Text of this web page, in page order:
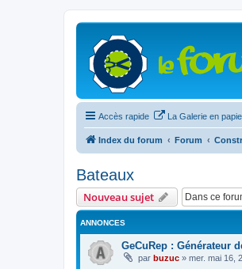
Accès rapide La Galerie en
Index du forum Forum
Bateaux
Nouveau sujet
ANNONCES
GeCuRep : Générateur
par buzuc » mer. mai 16,